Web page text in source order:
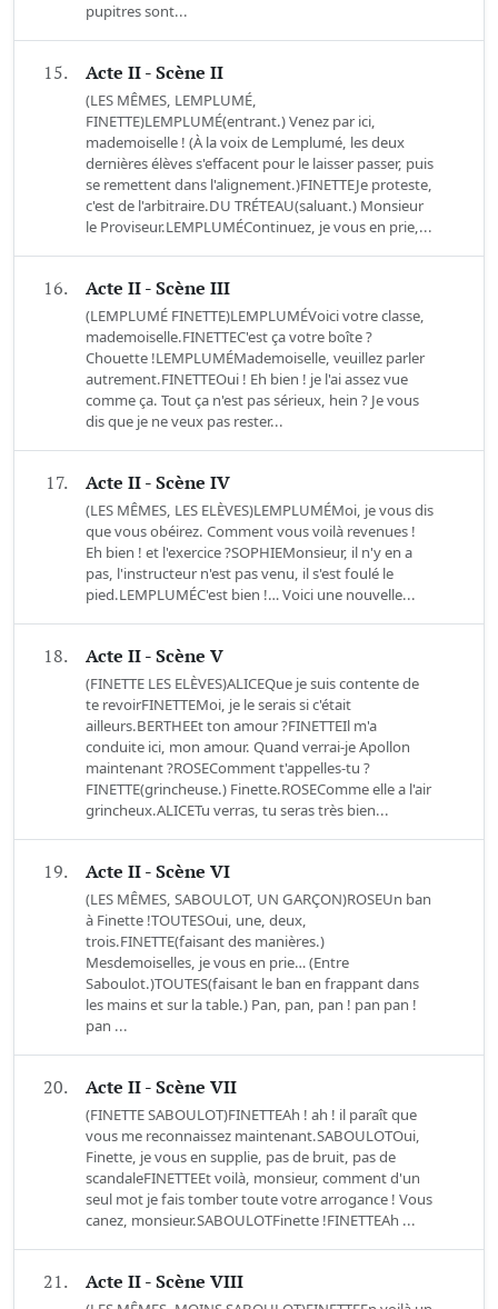
pupitres sont...
15. Acte II - Scène II
(LES MÊMES, LEMPLUMÉ,
FINETTE)LEMPLUMÉ(entrant.) Venez par ici,
mademoiselle ! (À la voix de Lemplumé, les deux
dernières élèves s'effacent pour le laisser passer, puis
se remettent dans l'alignement.)FINETTEJe proteste,
c'est de l'arbitraire.DU TRÉTEAU(saluant.) Monsieur
le Proviseur.LEMPLUMÉContinuez, je vous en prie,...
16. Acte II - Scène III
(LEMPLUMÉ FINETTE)LEMPLUMÉVoici votre classe,
mademoiselle.FINETTEC'est ça votre boîte ?
Chouette !LEMPLUMÉMademoiselle, veuillez parler
autrement.FINETTEOui ! Eh bien ! je l'ai assez vue
comme ça. Tout ça n'est pas sérieux, hein ? Je vous
dis que je ne veux pas rester...
17. Acte II - Scène IV
(LES MÊMES, LES ELÈVES)LEMPLUMÉMoi, je vous dis
que vous obéirez. Comment vous voilà revenues !
Eh bien ! et l'exercice ?SOPHIEMonsieur, il n'y en a
pas, l'instructeur n'est pas venu, il s'est foulé le
pied.LEMPLUMÉC'est bien !… Voici une nouvelle...
18. Acte II - Scène V
(FINETTE LES ELÈVES)ALICEQue je suis contente de
te revoirFINETTEMoi, je le serais si c'était
ailleurs.BERTHEEt ton amour ?FINETTEIl m'a
conduite ici, mon amour. Quand verrai-je Apollon
maintenant ?ROSEComment t'appelles-tu ?
FINETTE(grincheuse.) Finette.ROSEComme elle a l'air
grincheux.ALICETu verras, tu seras très bien...
19. Acte II - Scène VI
(LES MÊMES, SABOULOT, UN GARÇON)ROSEUn ban
à Finette !TOUTESOui, une, deux,
trois.FINETTE(faisant des manières.)
Mesdemoiselles, je vous en prie… (Entre
Saboulot.)TOUTES(faisant le ban en frappant dans
les mains et sur la table.) Pan, pan, pan ! pan pan !
pan ...
20. Acte II - Scène VII
(FINETTE SABOULOT)FINETTEAh ! ah ! il paraît que
vous me reconnaissez maintenant.SABOULOTOui,
Finette, je vous en supplie, pas de bruit, pas de
scandaleFINETTEEt voilà, monsieur, comment d'un
seul mot je fais tomber toute votre arrogance ! Vous
canez, monsieur.SABOULOTFinette !FINETTEAh ...
21. Acte II - Scène VIII